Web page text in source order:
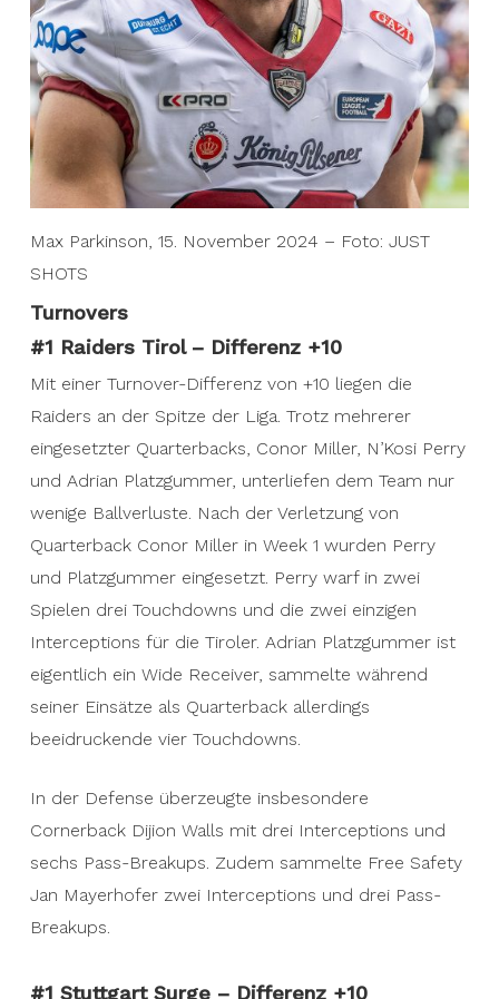
Max Parkinson, 15. November 2024 – Foto: JUST
SHOTS
Turnovers
#1 Raiders Tirol – Differenz +10
Mit einer Turnover-Differenz von +10 liegen die
Raiders an der Spitze der Liga. Trotz mehrerer
eingesetzter Quarterbacks, Conor Miller, N’Kosi Perry
und Adrian Platzgummer, unterliefen dem Team nur
wenige Ballverluste. Nach der Verletzung von
Quarterback Conor Miller in Week 1 wurden Perry
und Platzgummer eingesetzt. Perry warf in zwei
Spielen drei Touchdowns und die zwei einzigen
Interceptions für die Tiroler. Adrian Platzgummer ist
eigentlich ein Wide Receiver, sammelte während
seiner Einsätze als Quarterback allerdings
beeidruckende vier Touchdowns.
In der Defense überzeugte insbesondere
Cornerback Dijion Walls mit drei Interceptions und
sechs Pass-Breakups. Zudem sammelte Free Safety
Jan Mayerhofer zwei Interceptions und drei Pass-
Breakups.
#1 Stuttgart Surge – Differenz +10